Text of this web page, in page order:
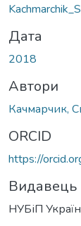
Дата
2018
Автори
Качмарчик,
ORCID
https://
Видавець
НУБіП